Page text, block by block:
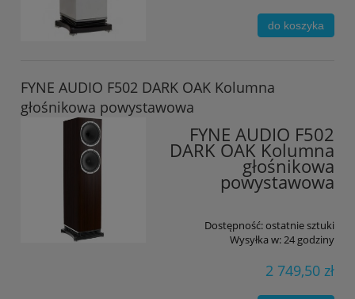
do koszyka
FYNE AUDIO F502 DARK OAK Kolumna
głośnikowa powystawowa
FYNE AUDIO F502
DARK OAK Kolumna
głośnikowa
powystawowa
Dostępność:ostatnie sztuki
Wysyłka w:24 godziny
2 749,50 zł